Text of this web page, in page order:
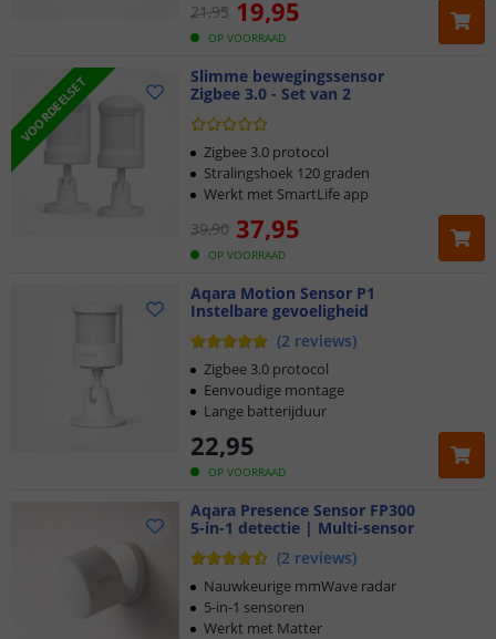
OP VOORRAAD
21,95 19,95
VOORDEELSET
Slimme bewegingssensor
Zigbee 3.0 - Set van 2
OP VOORRAAD
39,90 37,95
Zigbee 3.0 protocol
Stralingshoek 120 graden
Werkt met SmartLife app
Aqara Motion Sensor P1
Instelbare gevoeligheid
(2 reviews)
OP VOORRAAD
22,95
Zigbee 3.0 protocol
Eenvoudige montage
Lange batterijduur
Aqara Presence Sensor FP300
5-in-1 detectie | Multi-sensor
(2 reviews)
Nauwkeurige mmWave radar
5-in-1 sensoren
Werkt met Matter